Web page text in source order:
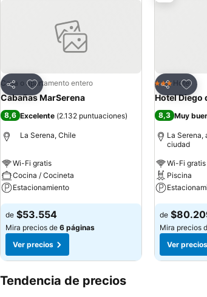
Compartir
Agregar a favoritos
Casa o apartamento entero
Cabañas MarSerena
8,6 Excelente (2.132 puntuaciones)
La Serena, Chile
Wi-Fi gratis
Cocina / Cocineta
Estacionamiento
Ver precios
de $53.554
Mira precios de 6 páginas
Ver precios
Compartir
3 Estrellas
Hotel
Hotel Diego
8,3 Muy
La Serena,
ciudad
Wi-Fi gratis
Piscina
Ver precios
de
Mira precios
Ver precios
Tendencia de precios